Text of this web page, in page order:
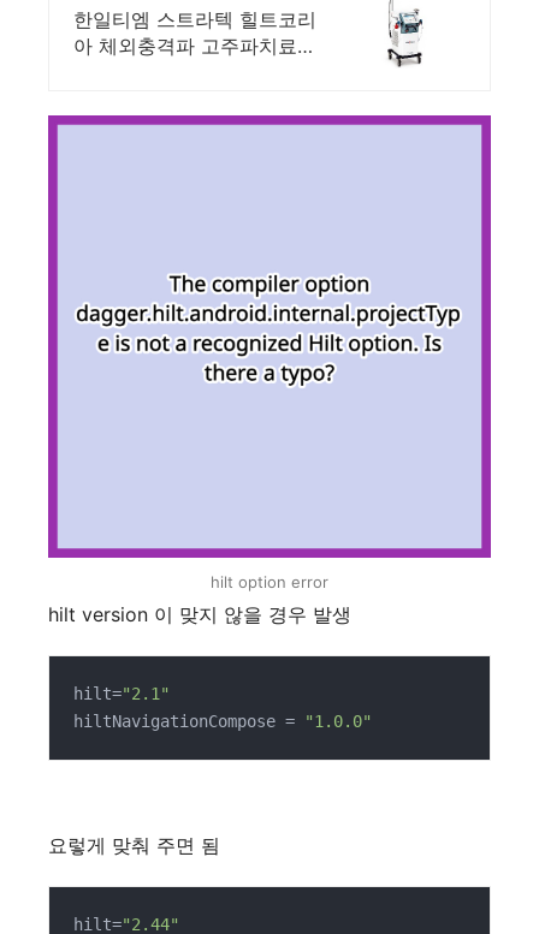
대화메디케어
한일티엠 스트라텍 힐트코리
아 체외충격파 고주파치료기
hilt option error
hilt version 이 맞지 않을 경우 발생
hilt="2.1"
hiltNavigationCompose =
"1.0.0"
요렇게 맞춰 주면 됨
hilt="2.44"